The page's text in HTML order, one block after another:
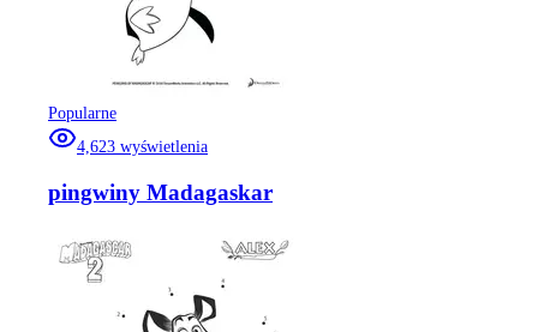
Popularne
4,623 wyświetlenia
pingwiny Madagaskar